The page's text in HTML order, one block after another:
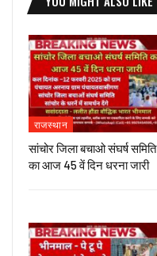
राजस्थान
सांचोर जिला बचाओ संघर्ष समिति
का आज 45 वें दिन धरना जारी